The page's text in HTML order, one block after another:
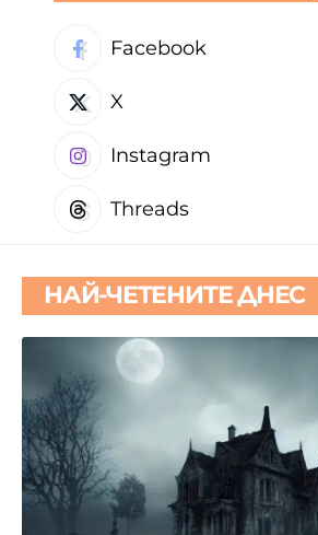
Facebook
X
Instagram
Threads
НАЙ-ЧЕТЕНИТЕ ДНЕС